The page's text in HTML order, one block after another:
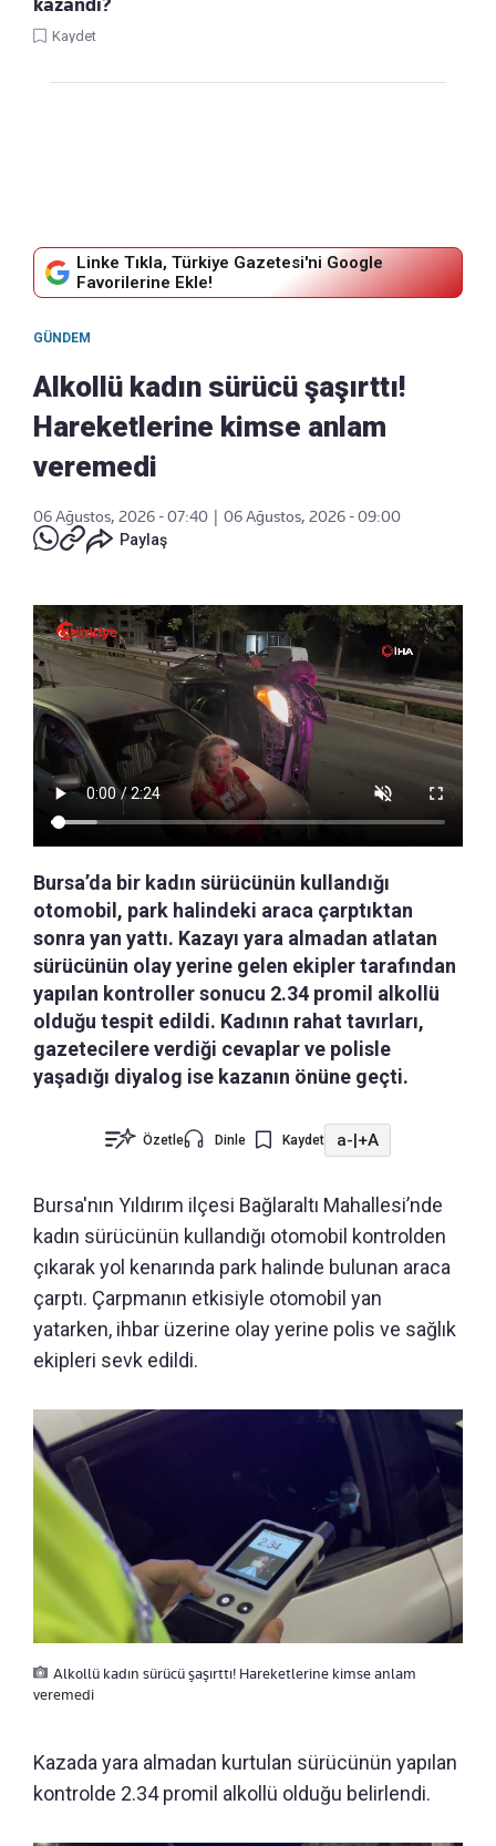
kazandı?
Kaydet
Linke Tıkla, Türkiye Gazetesi'ni Google
Favorilerine Ekle!
GÜNDEM
Alkollü kadın sürücü şaşırttı!
Hareketlerine kimse anlam
veremedi
06 Ağustos, 2026 - 07:40
06 Ağustos, 2026 - 09:00
Paylaş
Bursa’da bir kadın sürücünün kullandığı
otomobil, park halindeki araca çarptıktan
sonra yan yattı. Kazayı yara almadan atlatan
sürücünün olay yerine gelen ekipler tarafından
yapılan kontroller sonucu 2.34 promil alkollü
olduğu tespit edildi. Kadının rahat tavırları,
gazetecilere verdiği cevaplar ve polisle
yaşadığı diyalog ise kazanın önüne geçti.
Özetle Dinle Kaydet a-|+A
Bursa'nın Yıldırım ilçesi Bağlaraltı Mahallesi’nde
kadın sürücünün kullandığı otomobil kontrolden
çıkarak yol kenarında park halinde bulunan araca
çarptı. Çarpmanın etkisiyle otomobil yan
yatarken, ihbar üzerine olay yerine polis ve sağlık
ekipleri sevk edildi.
Alkollü kadın sürücü şaşırttı! Hareketlerine kimse anlam
veremedi
Kazada yara almadan kurtulan sürücünün yapılan
kontrolde 2.34 promil alkollü olduğu belirlendi.